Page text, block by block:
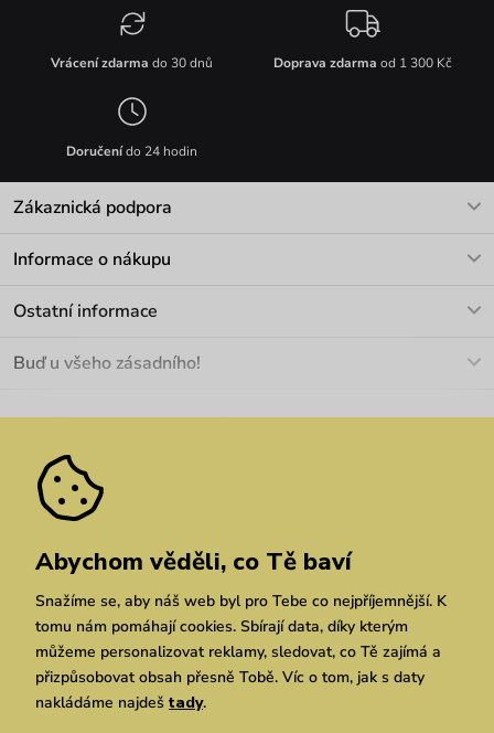
Vrácení zdarma do 30 dnů Doprava zdarma od 1 300 Kč
Doručenído 24 hodin
Zákaznická podpora
Informace o nákupu
Materiály a údržba
Pozáruční opravy
Ostatní informace
Velkoobchod
We Care
Dárkové poukazy
Vuchlook
Prodejny
Praha Brno Chrudim
Buď u všeho zásadního!
Zásady ochrany osobních údajů
Abychom věděli, co Tě baví
Snažíme se, aby náš web byl pro Tebe co nejpříjemnější. K
tomu nám pomáhají cookies. Sbírají data, díky kterým
můžeme personalizovat reklamy, sledovat, co Tě zajímá a
přizpůsobovat obsah přesně Tobě. Víc o tom, jak s daty
nakládáme najdeš tady.